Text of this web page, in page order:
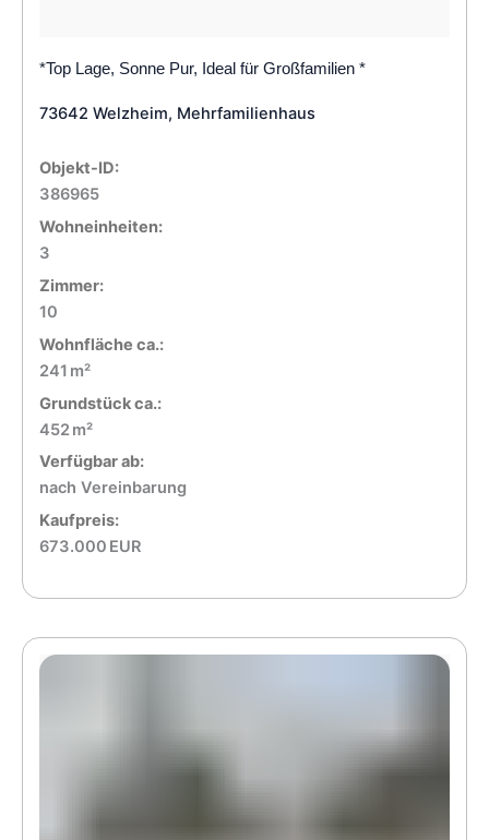
*Top Lage, Sonne Pur, Ideal für Großfamilien *
73642 Welzheim, Mehrfamilienhaus
Objekt-ID:
386965
Wohneinheiten:
3
Zimmer:
10
Wohnfläche ca.:
241 m²
Grund­stück ca.:
452 m²
Verfügbar ab:
nach Vereinbarung
Kaufpreis:
673.000 EUR